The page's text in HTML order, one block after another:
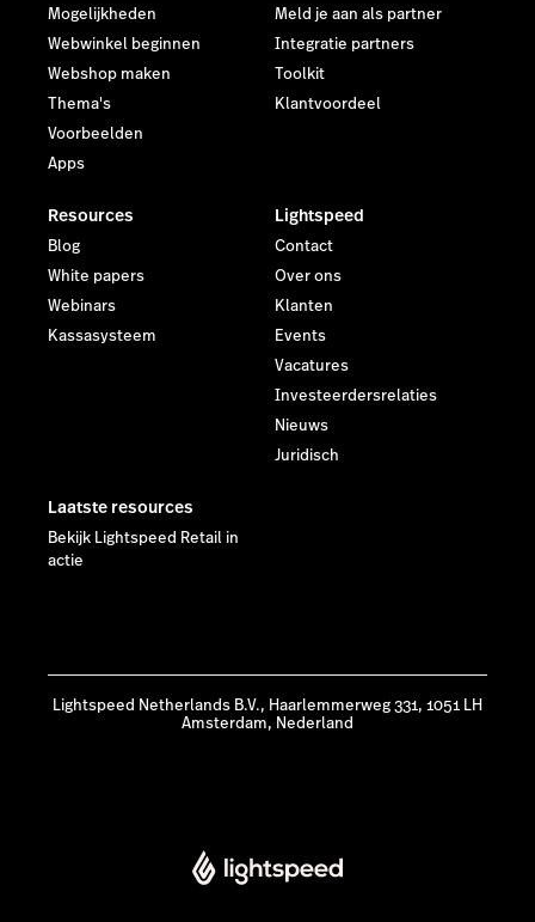
Mogelijkheden
Webwinkel beginnen
Webshop maken
Thema's
Voorbeelden
Apps
Meld je aan als partner
Integratie partners
Toolkit
Klantvoordeel
Resources
Blog
White papers
Webinars
Kassasysteem
Lightspeed
Contact
Over ons
Klanten
Events
Vacatures
Investeerdersrelaties
Nieuws
Juridisch
Laatste resources
Bekijk Lightspeed Retail in
actie
Lightspeed Netherlands B.V., Haarlemmerweg 331, 1051 LH
Amsterdam, Nederland